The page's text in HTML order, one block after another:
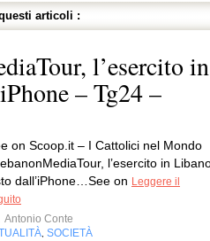
articoli :
l’esercito in
– Tg24 –
on Scoop.it – I Cattolici nel Mondo
l’esercito in
dall’iPhone…See on Leggere il
Antonio Conte
SOCIETÀ